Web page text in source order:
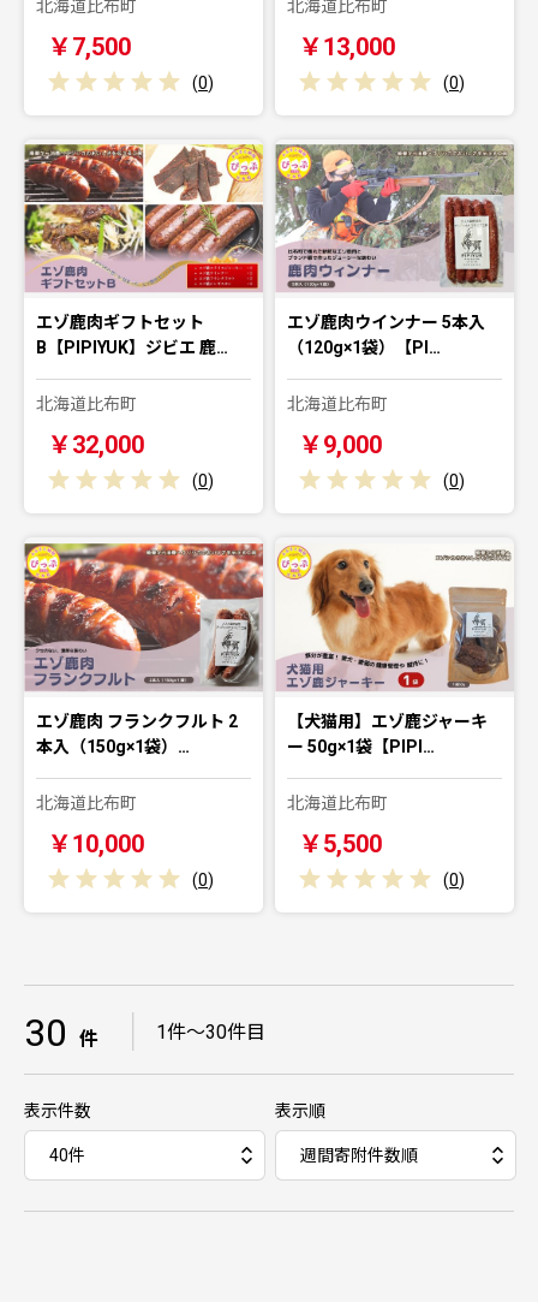
北海道比布町
￥7,500
(0)
北海道比布町
￥13,000
(0)
エゾ鹿肉ギフトセット
B【PIPIYUK】ジビエ 鹿…
北海道比布町
￥32,000
(0)
エゾ鹿肉ウインナー 5本入
（120g×1袋）【PI…
北海道比布町
￥9,000
(0)
エゾ鹿肉 フランクフルト 2
本入（150g×1袋）…
北海道比布町
￥10,000
(0)
【犬猫用】エゾ鹿ジャーキ
ー 50g×1袋【PIPI…
北海道比布町
￥5,500
(0)
30 件 1件～30件目
表示件数 表示順